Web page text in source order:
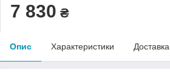
7 830 ₴
Опис Характеристики Доставка